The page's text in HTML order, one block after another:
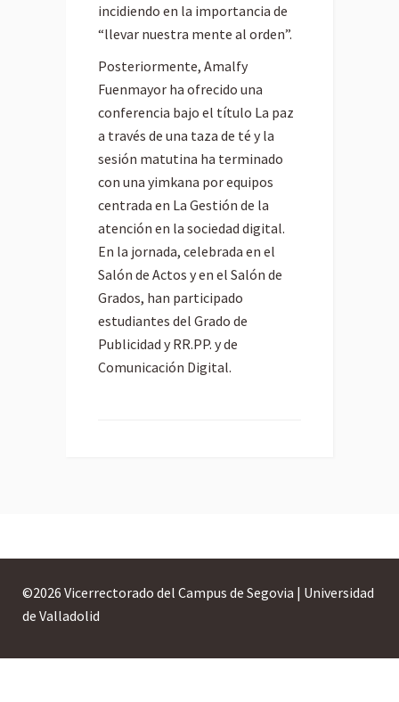
incidiendo en la importancia de
“llevar nuestra mente al orden”.
Posteriormente, Amalfy
Fuenmayor ha ofrecido una
conferencia bajo el título La paz
a través de una taza de té y la
sesión matutina ha terminado
con una yimkana por equipos
centrada en La Gestión de la
atención en la sociedad digital.
En la jornada, celebrada en el
Salón de Actos y en el Salón de
Grados, han participado
estudiantes del Grado de
Publicidad y RR.PP. y de
Comunicación Digital.
©2026 Vicerrectorado del Campus de Segovia | Universidad
de Valladolid